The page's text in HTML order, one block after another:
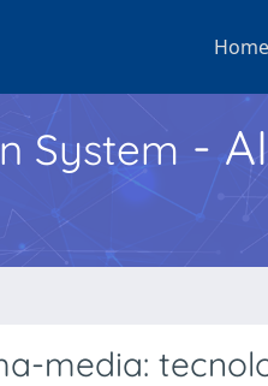
Home
System -
media: